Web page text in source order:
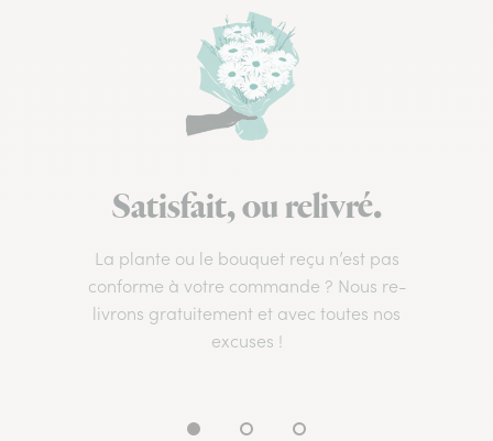
Satisfait, ou relivré.
La plante ou le bouquet reçu n’est pas
conforme à votre commande ? Nous re-
livrons gratuitement et avec toutes nos
excuses !